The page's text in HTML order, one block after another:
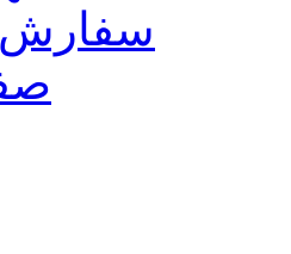
سفارش